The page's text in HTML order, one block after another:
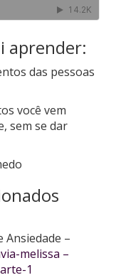
aprender:
das pessoas
você vem
sem se dar
Ansiedade –
melissa –
1